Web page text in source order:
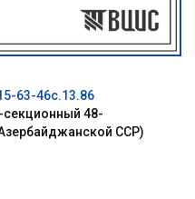
63-46с.13.86
48-
ССР)